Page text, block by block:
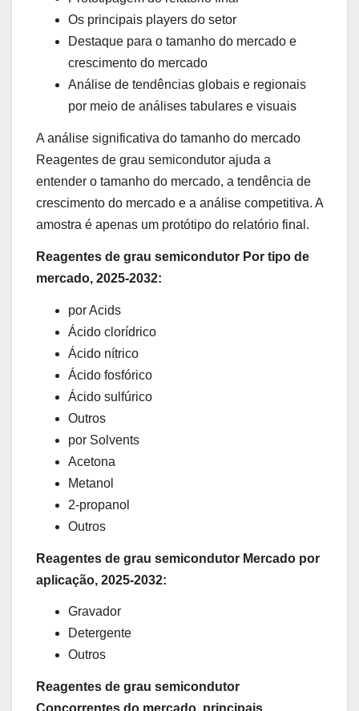
Os principais players do setor
Destaque para o tamanho do mercado e
crescimento do mercado
Análise de tendências globais e regionais
por meio de análises tabulares e visuais
A análise significativa do tamanho do mercado
Reagentes de grau semicondutor ajuda a
entender o tamanho do mercado, a tendência de
crescimento do mercado e a análise competitiva. A
amostra é apenas um protótipo do relatório final.
Reagentes de grau semicondutor Por tipo de
mercado, 2025-2032:
por Acids
Ácido clorídrico
Ácido nítrico
Ácido fosfórico
Ácido sulfúrico
Outros
por Solvents
Acetona
Metanol
2-propanol
Outros
Reagentes de grau semicondutor Mercado por
aplicação, 2025-2032:
Gravador
Detergente
Outros
Reagentes de grau semicondutor